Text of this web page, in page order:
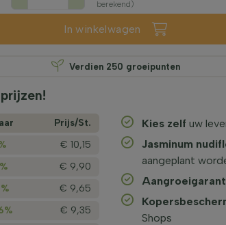
berekend)
In winkelwagen
Verdien 250 groeipunten
Prijs/­St.
€ 10,15
€ 9,90
€ 9,65
€ 9,35
Kies zelf uw
Jasminum
aangeplant
Shops